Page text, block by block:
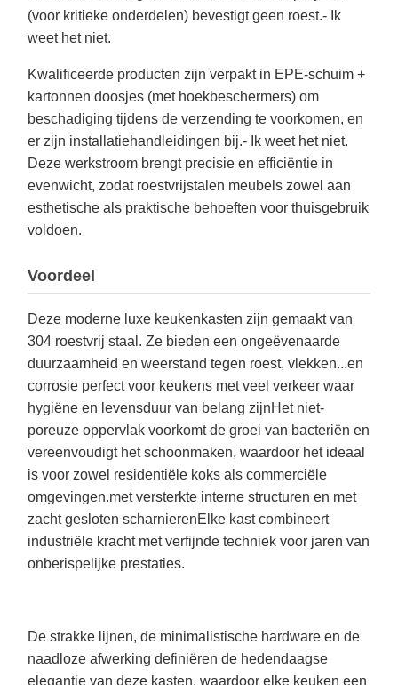
(voor kritieke onderdelen) bevestigt geen roest.- Ik
weet het niet.
Kwalificeerde producten zijn verpakt in EPE-schuim +
kartonnen doosjes (met hoekbeschermers) om
beschadiging tijdens de verzending te voorkomen, en
er zijn installatiehandleidingen bij.- Ik weet het niet.
Deze werkstroom brengt precisie en efficiëntie in
evenwicht, zodat roestvrijstalen meubels zowel aan
esthetische als praktische behoeften voor thuisgebruik
voldoen.
Voordeel
Deze moderne luxe keukenkasten zijn gemaakt van
304 roestvrij staal. Ze bieden een ongeëvenaarde
duurzaamheid en weerstand tegen roest, vlekken...en
corrosie perfect voor keukens met veel verkeer waar
hygiëne en levensduur van belang zijnHet niet-
poreuze oppervlak voorkomt de groei van bacteriën en
vereenvoudigt het schoonmaken, waardoor het ideaal
is voor zowel residentiële koks als commerciële
omgevingen.met versterkte interne structuren en met
zacht gesloten scharnierenElke kast combineert
industriële kracht met verfijnde techniek voor jaren van
onberispelijke prestaties.
De strakke lijnen, de minimalistische hardware en de
naadloze afwerking definiëren de hedendaagse
elegantie van deze kasten, waardoor elke keuken een